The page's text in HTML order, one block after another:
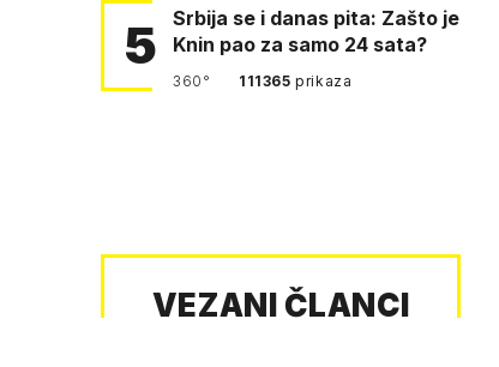
5
Srbija se i danas pita: Zašto je
Knin pao za samo 24 sata?
360° 111365prikaza
VEZANI ČLANCI